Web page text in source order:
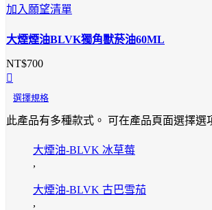
加入願望清單
大煙煙油BLVK獨角獸菸油60ML
NT$700
選擇規格
此產品有多種款式。 可在產品頁面選擇選
大煙油-BLVK 冰草莓
,
大煙油-BLVK 古巴雪茄
,